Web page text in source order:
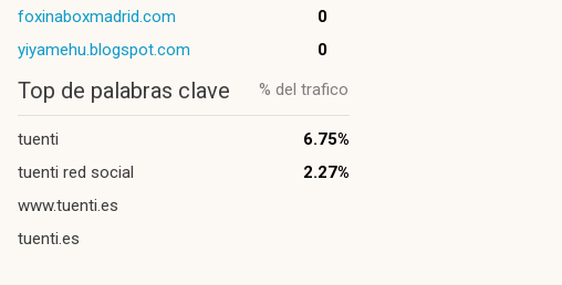
foxinaboxmadrid.com
0
yiyamehu.blogspot.com
0
Top de palabras clave % del trafico
tuenti
6.75%
tuenti red social
2.27%
www.tuenti.es
tuenti.es